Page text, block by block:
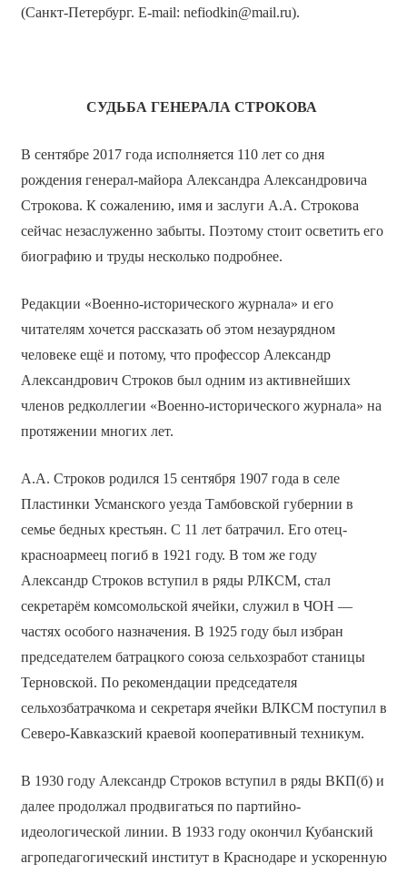
(Санкт-Петербург. E-mail: nefiodkin@mail.ru).
СУДЬБА ГЕНЕРАЛА СТРОКОВА
В сентябре 2017 года исполняется 110 лет со дня
рождения генерал-майора Александра Александровича
Строкова. К сожалению, имя и заслуги А.А. Строкова
сейчас незаслуженно забыты. Поэтому стоит осветить его
биографию и труды несколько подробнее.
Редакции «Военно-исторического журнала» и его
читателям хочется рассказать об этом незаурядном
человеке ещё и потому, что профессор Александр
Александрович Строков был одним из активнейших
членов редколлегии «Военно-исторического журнала» на
протяжении многих лет.
А.А. Строков родился 15 сентября 1907 года в селе
Пластинки Усманского уезда Тамбовской губернии в
семье бедных крестьян. С 11 лет батрачил. Его отец-
красноармеец погиб в 1921 году. В том же году
Александр Строков вступил в ряды РЛКСМ, стал
секретарём комсомольской ячейки, служил в ЧОН —
частях особого назначения. В 1925 году был избран
председателем батрацкого союза сельхозработ станицы
Терновской. По рекомендации председателя
сельхозбатрачкома и секретаря ячейки ВЛКСМ поступил в
Северо-Кавказский краевой кооперативный техникум.
В 1930 году Александр Строков вступил в ряды ВКП(б) и
далее продолжал продвигаться по партийно-
идеологической линии. В 1933 году окончил Кубанский
агропедагогический институт в Краснодаре и ускоренную